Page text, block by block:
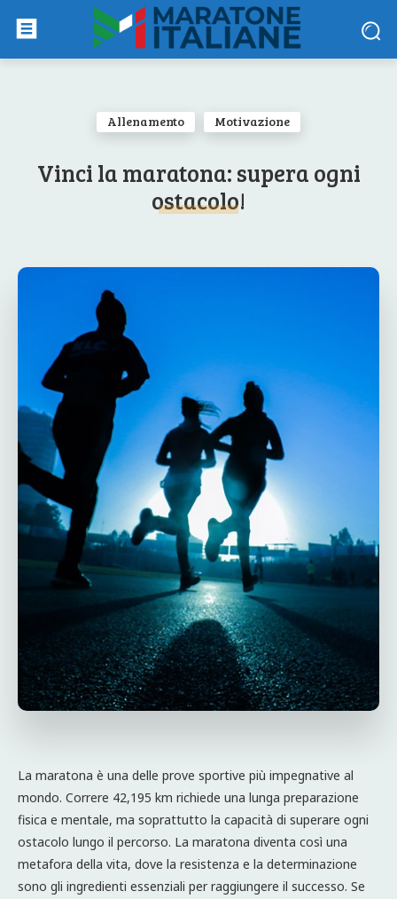
Allenamento Motivazione
Vinci la maratona: supera ogni
ostacolo!
La maratona è una delle prove sportive più impegnative al
mondo. Correre 42,195 km richiede una lunga preparazione
fisica e mentale, ma soprattutto la capacità di superare ogni
ostacolo lungo il percorso. La maratona diventa così una
metafora della vita, dove la resistenza e la determinazione
sono gli ingredienti essenziali per raggiungere il successo. Se